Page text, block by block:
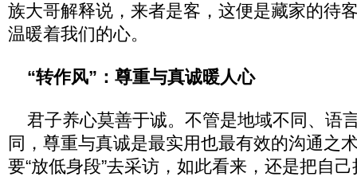
族大哥解释说，来者是客，这便是藏家的待
温暖着我们的心。
“转作风”：尊重与真诚暖人心
君子养心莫善于诚。不管是地域不同、语
同，尊重与真诚是最实用也最有效的沟通之
要“放低身段”去采访，如此看来，还是把自